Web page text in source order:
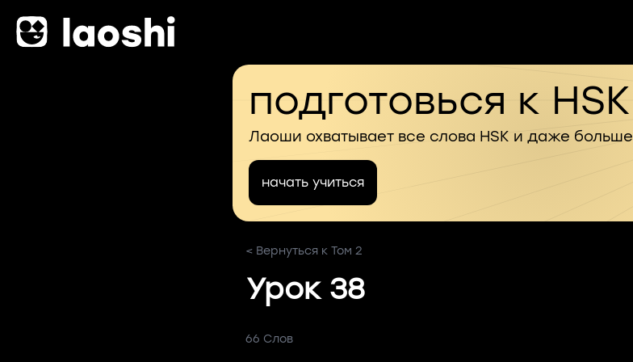
подготовься к HSK
Лаоши охватывает все слова HSK и даже больше
начать учиться
< Вернуться к Том 2
Урок 38
66 Слов